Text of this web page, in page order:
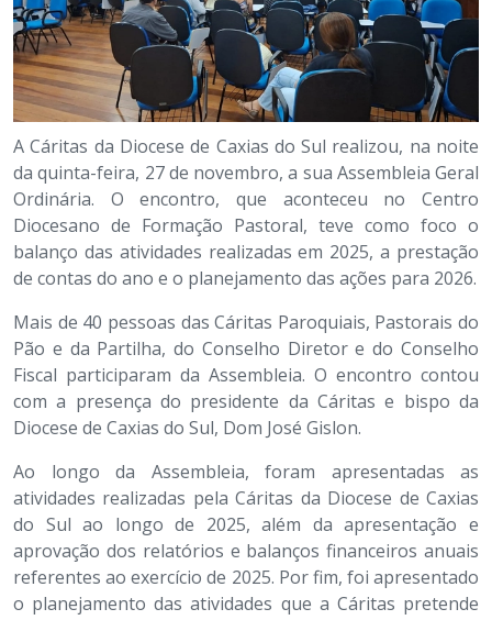
A Cáritas da Diocese de Caxias do Sul realizou, na noite
da quinta-feira, 27 de novembro, a sua Assembleia Geral
Ordinária. O encontro, que aconteceu no Centro
Diocesano de Formação Pastoral, teve como foco o
balanço das atividades realizadas em 2025, a prestação
de contas do ano e o planejamento das ações para 2026.
Mais de 40 pessoas das Cáritas Paroquiais, Pastorais do
Pão e da Partilha, do Conselho Diretor e do Conselho
Fiscal participaram da Assembleia. O encontro contou
com a presença do presidente da Cáritas e bispo da
Diocese de Caxias do Sul, Dom José Gislon.
Ao longo da Assembleia, foram apresentadas as
atividades realizadas pela Cáritas da Diocese de Caxias
do Sul ao longo de 2025, além da apresentação e
aprovação dos relatórios e balanços financeiros anuais
referentes ao exercício de 2025. Por fim, foi apresentado
o planejamento das atividades que a Cáritas pretende